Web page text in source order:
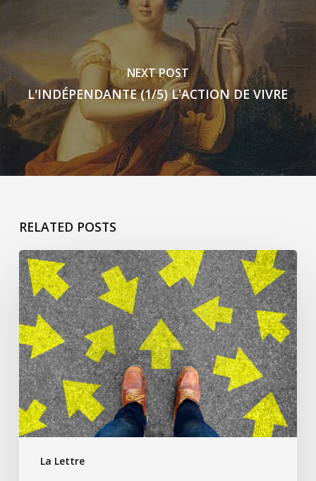
NEXT POST
L'INDÉPENDANTE (1/5) L'ACTION DE VIVRE
RELATED POSTS
La Lettre
ça
commence
pour
Jacqueline
L’h